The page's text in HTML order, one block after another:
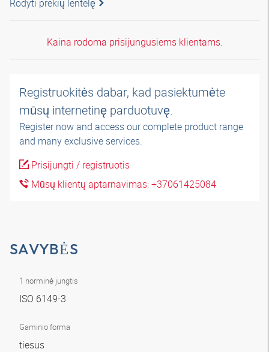
Rodyti prekių lentelę
Kaina rodoma prisijungusiems klientams.
Registruokitės dabar, kad pasiektumėte
mūsų internetinę parduotuvę.
Register now and access our complete product range
and many exclusive services.
Prisijungti / registruotis
Mūsų klientų aptarnavimas: +37061425084
SAVYBĖS
1 norminė jungtis
ISO 6149-3
Gaminio forma
tiesus